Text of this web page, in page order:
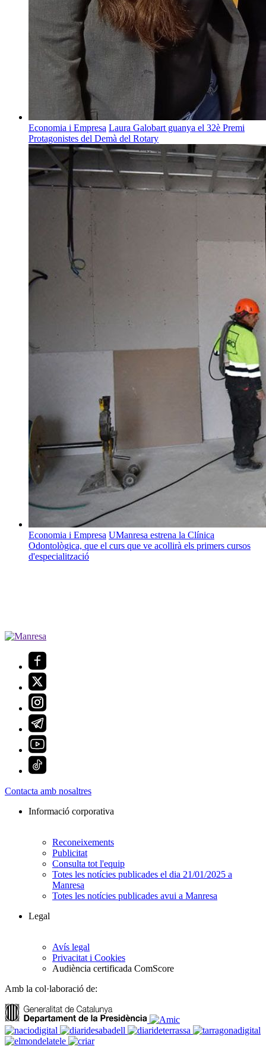
Economia i Empresa Laura Galobart guanya el 32è Premi
Protagonistes del Demà del Rotary
Economia i Empresa UManresa estrena la Clínica
Odontològica, que el curs que ve acollirà els primers cursos
d'especialització
Contacta amb nosaltres
Informació corporativa
Reconeixements
Publicitat
Consulta tot l'equip
Totes les notícies publicades el dia 21/01/2025 a
Manresa
Totes les notícies publicades avui a Manresa
Legal
Avís legal
Privacitat i Cookies
Audiència certificada ComScore
Amb la col·laboració de: